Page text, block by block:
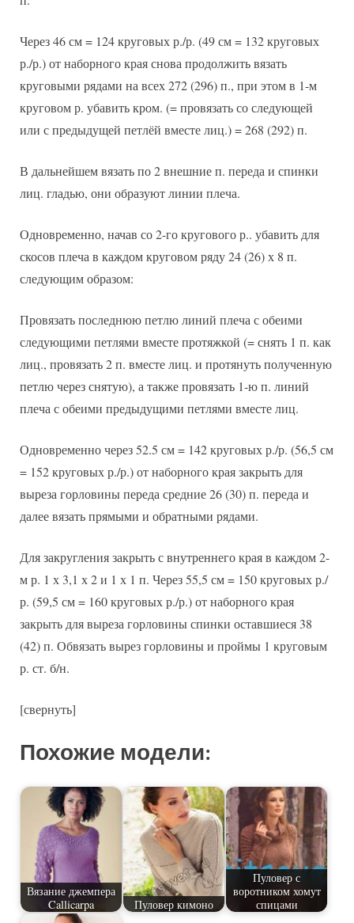
Через 46 см = 124 круговых р./р. (49 см = 132 круговых
р./р.) от наборного края снова продолжить вязать
круговыми рядами на всех 272 (296) п., при этом в 1-м
круговом р. убавить кром. (= провязать со следующей
или с предыдущей петлёй вместе лиц.) = 268 (292) п.
В дальнейшем вязать по 2 внешние п. переда и спинки
лиц. гладью, они образуют линии плеча.
Одновременно, начав со 2-го кругового р.. убавить для
скосов плеча в каждом круговом ряду 24 (26) х 8 п.
следующим образом:
Провязать последнюю петлю линий плеча с обеими
следующими петлями вместе протяжкой (= снять 1 п. как
лиц., провязать 2 п. вместе лиц. и протянуть полученную
петлю через снятую), а также провязать 1-ю п. линий
плеча с обеими предыдущими петлями вместе лиц.
Одновременно через 52.5 см = 142 круговых р./р. (56,5 см
= 152 круговых р./р.) от наборного края закрыть для
выреза горловины переда средние 26 (30) п. переда и
далее вязать прямыми и обратными рядами.
Для закругления закрыть с внутреннего края в каждом 2-
м р. 1 х 3,1 х 2 и 1 х 1 п. Через 55,5 см = 150 круговых р./
р. (59,5 см = 160 круговых р./р.) от наборного края
закрыть для выреза горловины спинки оставшиеся 38
(42) п. Обвязать вырез горловины и проймы 1 круговым
р. ст. б/н.
[свернуть]
Похожие модели:
Вязание джемпера
Callicarpa
Пуловер кимоно
Пуловер с
воротником хомут
спицами